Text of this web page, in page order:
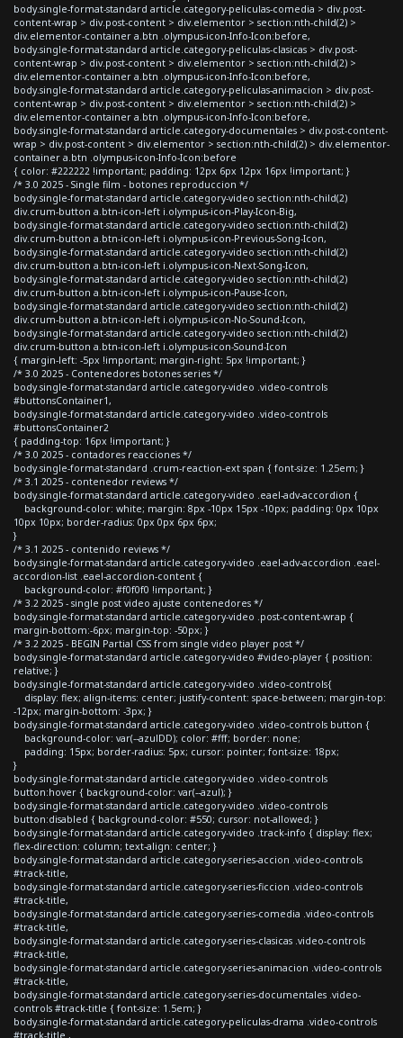
body.single-format-standard article.category-peliculas-comedia > div.post-
content-wrap > div.post-content > div.elementor > section:nth-child(2) >
div.elementor-container a.btn .olympus-icon-Info-Icon:before,
body.single-format-standard article.category-peliculas-clasicas > div.post-
content-wrap > div.post-content > div.elementor > section:nth-child(2) >
div.elementor-container a.btn .olympus-icon-Info-Icon:before,
body.single-format-standard article.category-peliculas-animacion > div.post-
content-wrap > div.post-content > div.elementor > section:nth-child(2) >
div.elementor-container a.btn .olympus-icon-Info-Icon:before,
body.single-format-standard article.category-documentales > div.post-content-
wrap > div.post-content > div.elementor > section:nth-child(2) > div.elementor-
container a.btn .olympus-icon-Info-Icon:before
{ color: #222222 !important; padding: 12px 6px 12px 16px !important; }
/* 3.0 2025 - Single film - botones reproduccion */
body.single-format-standard article.category-video section:nth-child(2)
div.crum-button a.btn-icon-left i.olympus-icon-Play-Icon-Big,
body.single-format-standard article.category-video section:nth-child(2)
div.crum-button a.btn-icon-left i.olympus-icon-Previous-Song-Icon,
body.single-format-standard article.category-video section:nth-child(2)
div.crum-button a.btn-icon-left i.olympus-icon-Next-Song-Icon,
body.single-format-standard article.category-video section:nth-child(2)
div.crum-button a.btn-icon-left i.olympus-icon-Pause-Icon,
body.single-format-standard article.category-video section:nth-child(2)
div.crum-button a.btn-icon-left i.olympus-icon-No-Sound-Icon,
body.single-format-standard article.category-video section:nth-child(2)
div.crum-button a.btn-icon-left i.olympus-icon-Sound-Icon
{ margin-left: -5px !important; margin-right: 5px !important; }
/* 3.0 2025 - Contenedores botones series */
body.single-format-standard article.category-video .video-controls
#buttonsContainer1,
body.single-format-standard article.category-video .video-controls
#buttonsContainer2
{ padding-top: 16px !important; }
/* 3.0 2025 - contadores reacciones */
body.single-format-standard .crum-reaction-ext span { font-size: 1.25em; }
/* 3.1 2025 - contenedor reviews */
body.single-format-standard article.category-video .eael-adv-accordion {
background-color: white; margin: 8px -10px 15px -10px; padding: 0px 10px
10px 10px; border-radius: 0px 0px 6px 6px;
}
/* 3.1 2025 - contenido reviews */
body.single-format-standard article.category-video .eael-adv-accordion .eael-
accordion-list .eael-accordion-content {
background-color: #f0f0f0 !important; }
/* 3.2 2025 - single post video ajuste contenedores */
body.single-format-standard article.category-video .post-content-wrap {
margin-bottom:-6px; margin-top: -50px; }
/* 3.2 2025 - BEGIN Partial CSS from single video player post */
body.single-format-standard article.category-video #video-player { position:
relative; }
body.single-format-standard article.category-video .video-controls{
display: flex; align-items: center; justify-content: space-between; margin-top:
-12px; margin-bottom: -3px; }
body.single-format-standard article.category-video .video-controls button {
background-color: var(--azulDD); color: #fff; border: none;
padding: 15px; border-radius: 5px; cursor: pointer; font-size: 18px;
}
body.single-format-standard article.category-video .video-controls
button:hover { background-color: var(--azul); }
body.single-format-standard article.category-video .video-controls
button:disabled { background-color: #550; cursor: not-allowed; }
body.single-format-standard article.category-video .track-info { display: flex;
flex-direction: column; text-align: center; }
body.single-format-standard article.category-series-accion .video-controls
#track-title,
body.single-format-standard article.category-series-ficcion .video-controls
#track-title,
body.single-format-standard article.category-series-comedia .video-controls
#track-title,
body.single-format-standard article.category-series-clasicas .video-controls
#track-title,
body.single-format-standard article.category-series-animacion .video-controls
#track-title,
body.single-format-standard article.category-series-documentales .video-
controls #track-title { font-size: 1.5em; }
body.single-format-standard article.category-peliculas-drama .video-controls
#track-title ,